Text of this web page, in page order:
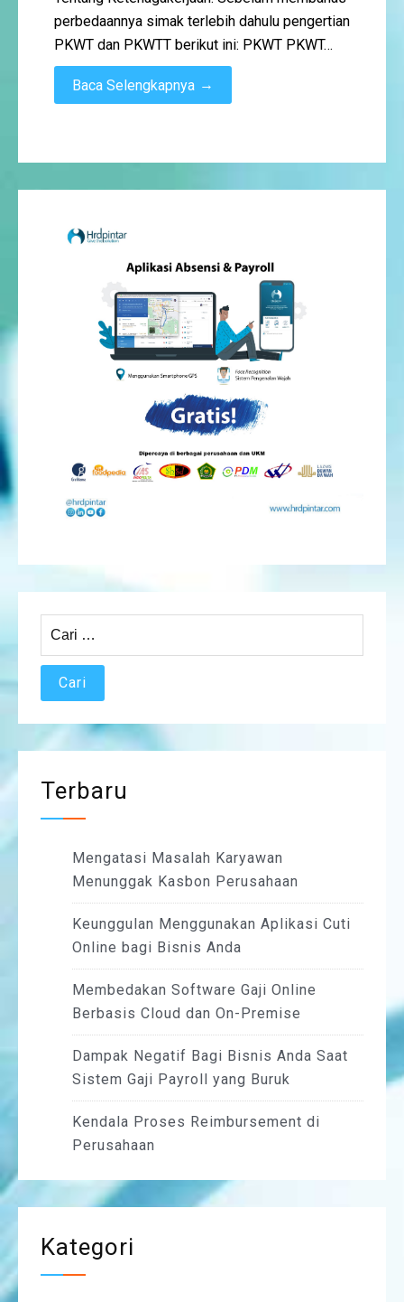
perbedaannya simak terlebih dahulu pengertian
PKWT dan PKWTT berikut ini: PKWT PKWT…
Baca Selengkapnya →
Cari
Terbaru
Mengatasi Masalah Karyawan
Menunggak Kasbon Perusahaan
Keunggulan Menggunakan Aplikasi Cuti
Online bagi Bisnis Anda
Membedakan Software Gaji Online
Berbasis Cloud dan On-Premise
Dampak Negatif Bagi Bisnis Anda Saat
Sistem Gaji Payroll yang Buruk
Kendala Proses Reimbursement di
Perusahaan
Kategori